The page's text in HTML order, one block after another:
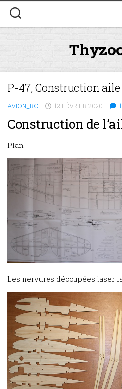
Skip
content
P-47, Construction aile
AVION_RC 12 FÉVRIER 2020 1
Construction de
Plan
Les nervures découpées laser